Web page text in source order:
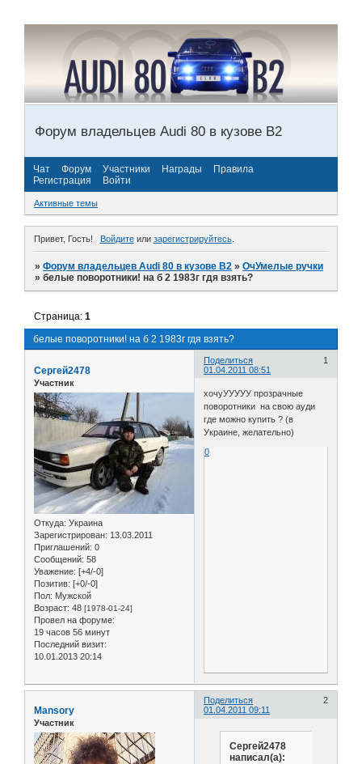
Форум владельцев Audi 80 в кузове В2
Чат Форум Участники Награды
Правила
Регистрация
Войти
Активные темы
Привет, Гость! Войдитеили зарегистрируйтесь.
»Форум владельцев Audi 80 в кузове В2 »ОчУмелые ручки
»белые поворотники! на б 2 1983г гдя взять?
белые поворотники! на б 2 1983г гдя взять?
Страница:1
Поделиться
1
01.04.2011 08:51
Сергей2478
Участник
Откуда: Украина
Зарегистрирован: 13.03.2011
Приглашений: 0
Сообщений: 58
Уважение: [+4/-0]
Позитив: [+0/-0]
Пол: Мужской
Возраст: 48 [1978-01-24]
Провел на форуме:
19 часов 56 минут
Последний визит:
10.01.2013 20:14
хочуУУУУУ прозрачные
поворотники на свою ауди
где можно купить ? (в
Украине, желательно)
0
Поделиться
2
01.04.2011 09:11
Mansory
Участник
Сергей2478
написал(а):